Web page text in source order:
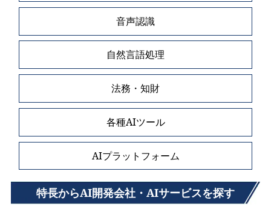
音声認識
自然言語処理
法務・知財
各種AIツール
AIプラットフォーム
特長からAI開発会社・AIサービスを探す